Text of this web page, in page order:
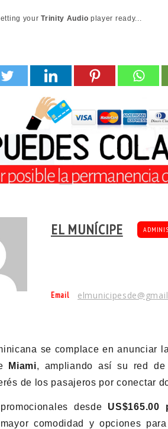
yourTrinity Audio player ready...
EL MUNÍCIPE
Email
se complace en anunciar
Miami, ampliando así su red de
de los pasajeros por conectar
desde US$165.00
comodidad y opciones